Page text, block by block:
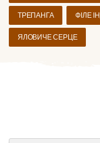
ТРЕПАНГА ФІЛЕ
ЯЛОВИЧЕ СЕРЦЕ